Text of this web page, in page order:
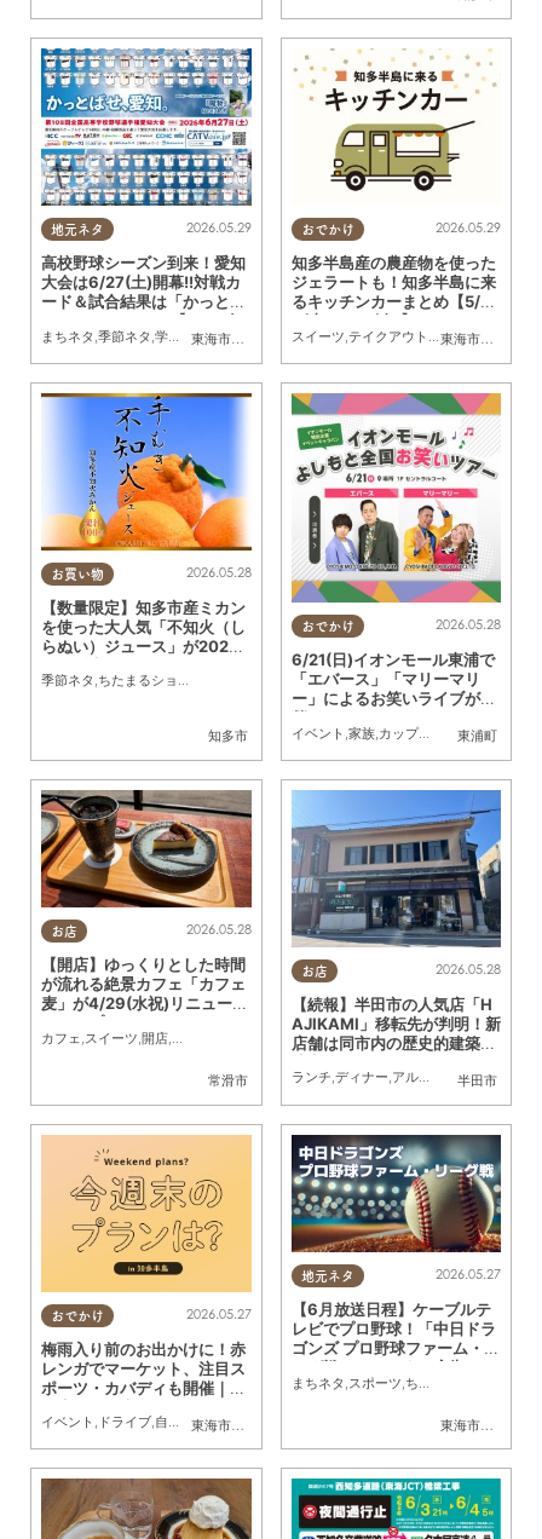
地元ネタ
東海市
,大府市 知多市 ,東浦町,阿久比町 ,半田市,常滑市
2026.05.29
高校野球シーズン到来！愛知
大会は6/27(土)開幕!!対戦カ
ード＆試合結果は「かっとば
せ.jp」でチェック【2026年
版】
まちネタ 季節ネタ 学校 スポーツ
おでかけ
東海市
,大府市
2026.05.29
知多半島産の農産物を使った
ジェラートも！知多半島に来
るキッチンカーまとめ【5/3
0(土)～6/5(金)】
スイーツ テイクアウト キッチンカー
お買い物
知多市
2026.05.28
【数量限定】知多市産ミカン
を使った大人気「不知火（し
らぬい）ジュース」が2026
ョッピング
季節ネタ ,ちたまるショッピング 手土産,贈り物
おでかけ
東浦町
2026.05.28
6/21(日)イオンモール東浦で
「エバース」「マリーマリ
ー」によるお笑いライブが開
催！
イベント 家族, カップル おひとりさま
お店
常滑市
2026.05.28
【開店】ゆっくりとした時間
が流れる絶景カフェ「カフェ
麦」が4/29(水祝)リニューア
ルオープン
カフェ,スイーツ,開店,リニューアル カップル,おひとりさま
お店
半田市
2026.05.28
【続報】半田市の人気店「H
AJIKAMI」移転先が判明！新
店舗は同市内の歴史的建築に
ランチ,ディナー,アルコール ,カフェ
おでかけ
東海市
, 大府市
2026.05.27
梅雨入り前のお出かけに！赤
レンガでマーケット、注目ス
ポーツ・カバディも開催｜今
プラン【5/30(土)・31(日)】
イベント , ドライブ,自然 まちネタ
地元ネタ
東海市大府市
2026.05.27
【6月放送日程】ケーブルテ
レビでプロ野球！「中日ドラ
ゴンズ プロ野球ファーム・リ
ーグ戦」／ちたまる広告
まちネタ スポーツ ちたまる広告